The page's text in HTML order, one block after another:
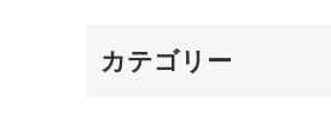
カテゴリー